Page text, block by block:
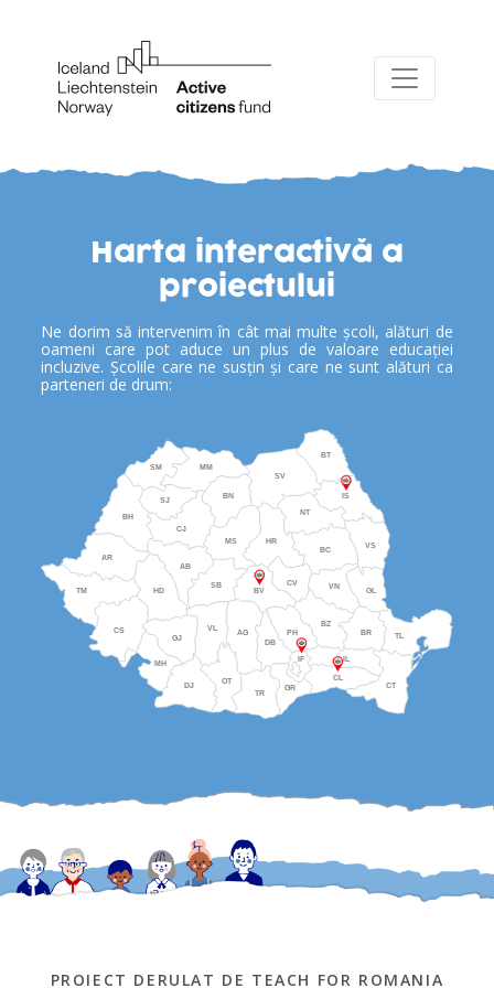
Harta interactivă a
proiectului
Ne dorim să intervenim în cât mai multe școli, alături de
oameni care pot aduce un plus de valoare educației
incluzive. Școlile care ne susțin și care ne sunt alături ca
parteneri de drum:
DJ
GJ
MH
OT
TR
CL
DB
GR
IL
CT
AR
BH
CS
TM
BT
AB
BN
CJ
HD
MM
MS
SJ
SM
AG
SB
VL
BV
CV
HR
IS
NT
PH
SV
BC
BR
BZ
GL
VS
VN
IF
TL
PROIECT DERULAT DE TEACH FOR ROMANIA